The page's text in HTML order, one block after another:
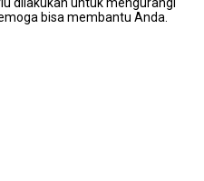
bisa membantu Anda.